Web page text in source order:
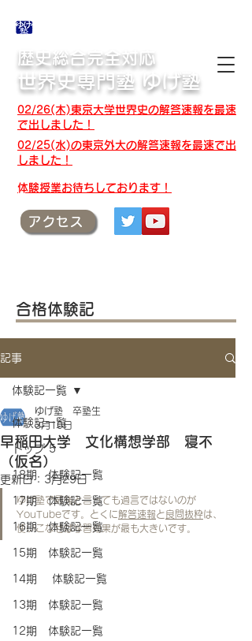
歴史総合完全対応
世界史専門塾 ゆげ塾
02/25(水)の東京外大の解答速報を最速で出
しました！
​体験授業お待ちしております！
アクセス
02/26(木)東京大学世界史の解答速報を最速
で出しました！
合格体験記
記事
体験記一覧
トップ 5
18期 体験記一覧
17期 体験記一覧
16期 体験記一覧
15期 体験記一覧
14期 体験記一覧
13期 体験記一覧
12期 体験記一覧
体験記一覧
早稲田大学 文化構想学部 寝不
（仮名）
ゆげ塾 卒塾生
3月10日
更新日： 3月29日
ゆげ塾で最強と言っても過言ではないのが
YouTubeです。とくに解答速報と良問抜粋は、
使いこなせば学習効果が最も大きいです。